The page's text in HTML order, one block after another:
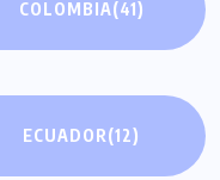
COLOMBIA(41)
ECUADOR(12)